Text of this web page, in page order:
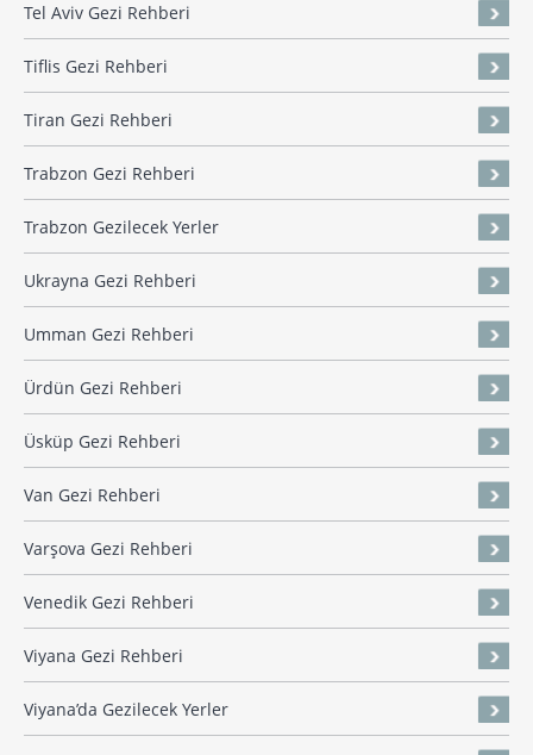
Tel Aviv Gezi Rehberi
Tiflis Gezi Rehberi
Tiran Gezi Rehberi
Trabzon Gezi Rehberi
Trabzon Gezilecek Yerler
Ukrayna Gezi Rehberi
Umman Gezi Rehberi
Ürdün Gezi Rehberi
Üsküp Gezi Rehberi
Van Gezi Rehberi
Varşova Gezi Rehberi
Venedik Gezi Rehberi
Viyana Gezi Rehberi
Viyana’da Gezilecek Yerler